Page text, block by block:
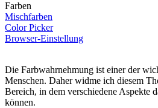
Farben
Mischfarben
Color Picker
Browser-Einstellung
Die Farbwahrnehmung ist einer der
Menschen. Daher widme ich diesem
Bereich, in dem verschiedene Aspekte
können.